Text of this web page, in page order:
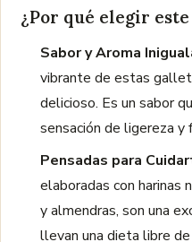
¿Por qué elegir
Sabor y Aroma
vibrante de estas
delicioso. Es un sabor
sensación de ligereza y
Pensadas para
elaboradas con harinas
y almendras, son una
llevan una dieta libre